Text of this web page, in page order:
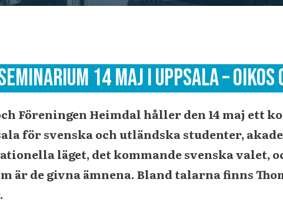
14 maj i Uppsala – Oikos
Föreningen Heimdal håller den 14 maj ett
för svenska och utländska studenter,
läget, det kommande svenska valet,
är de givna ämnena. Bland talarna finns